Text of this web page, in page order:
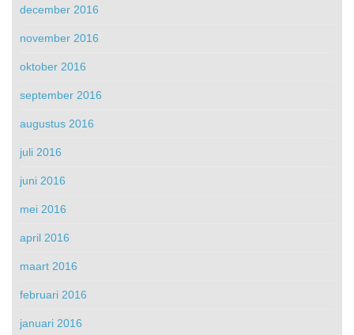
december 2016
november 2016
oktober 2016
september 2016
augustus 2016
juli 2016
juni 2016
mei 2016
april 2016
maart 2016
februari 2016
januari 2016